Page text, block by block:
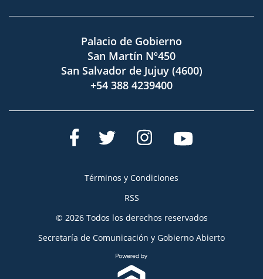
Palacio de Gobierno
San Martín Nº450
San Salvador de Jujuy (4600)
+54 388 4239400
Términos y Condiciones
RSS
© 2026 Todos los derechos reservados
Secretaría de Comunicación y Gobierno Abierto